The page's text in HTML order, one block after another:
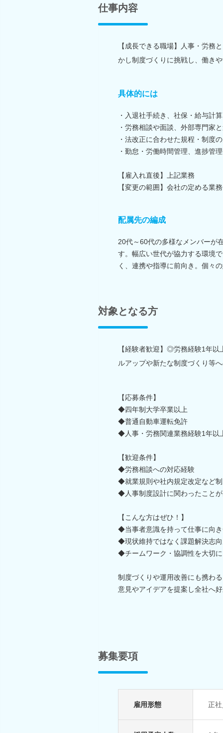
仕事内容
【成長できる職場】人事・労務
かし制度づくりに挑戦し、働き
具体的には
・入退社手続き、社保・給与計
・労務相談や面談、外部専門家
・法改正に合わせた規程・制度
・勤怠・労働時間管理、進捗管
【雇入れ直後】上記業務
【変更の範囲】会社の定める業
配属先の編成
20代～60代の多様なメンバーが
す。幅広い世代が協力する環境
く、連携や指導に前向き。個々
対象となる方
【経験者歓迎】◎労務経験1年
ルアップや新たな制度づくり等
【応募条件】
◆四年制大学卒業以上
◆普通自動車運転免許
◆人事・労務関連業務経験1年以
【歓迎条件】
◆労務相談への対応経験
◆就業規則や社内規定改定など
◆人事制度設計に関わったこと
【こんな方はぜひ！】
◆当事者意識を持って仕事に向
◆現状維持ではなく課題解決志
◆チームワーク・協調性を大切
制度づくりや運用改善にも携わ
意見やアイデアを提案し全社へ
募集要項
雇用形態 正